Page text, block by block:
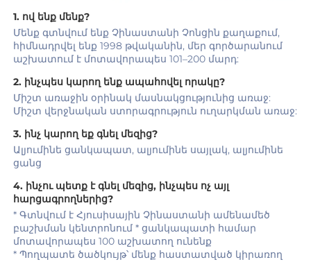
1. ով ենք մենք?
Մենք գտնվում ենք Չինաստանի Չոնցին քաղաքում,
հիմնադրվել ենք 1998 թվականին, մեր գործարանում
աշխատում է մոտավորապես 101–200 մարդ:
2. ինչպես կարող ենք ապահովել որակը?
Միշտ առաջին օրինակ մասնակցությունից առաջ:
3. ինչ կարող եք գնել մեզից?
Ալյումինե ցանկապատ, ալյումինե սայլակ, ալյումինե
ցանց
4. ինչու պետք է գնել մեզից, ինչպես ոչ այլ
հարցագրողներից?
* Գտնվում է Հյուսիսային Չինաստանի ամենամեծ
բաշխման կենտրոնում * ցանկապատի համար
մոտավորապես 100 աշխատող ունենք
* Պողպատե ծածկույթ՝ մենք հաստատված կիրառող